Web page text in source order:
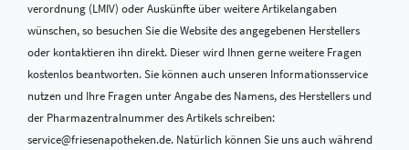
verordnung (LMIV) oder Auskünfte über weitere Artikelangaben
wünschen, so besuchen Sie die Website des angegebenen Herstellers
oder kontaktieren ihn direkt. Dieser wird Ihnen gerne weitere Fragen
kostenlos beantworten. Sie können auch unseren Informationsservice
nutzen und Ihre Fragen unter Angabe des Namens, des Herstellers und
der Pharmazentralnummer des Artikels schreiben:
service@friesenapotheken.de. Natürlich können Sie uns auch während